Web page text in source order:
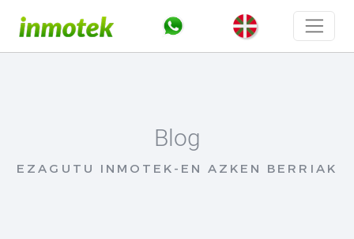
Blog
EZAGUTU INMOTEK-EN AZKEN BERRIAK